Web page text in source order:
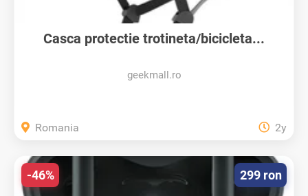
Casca protectie trotineta/bicicleta...
geekmall.ro
Romania 2y
299 ron
-46%